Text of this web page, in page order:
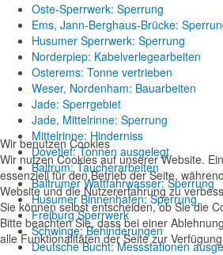
Oste-Sperrwerk: Sperrung
Ems, Jann-Berghaus-Brücke:
Husumer Sperrwerk: Sperrung
Norderpiep: Kabelverlegearbeiten
Osterems: Tonne vertrieben
Weser, Nordenham: Bauarbeiten
Jade: Sperrgebiet
Jade, Mittelrinne: Sperrung
Mittelrinne: Hinderniss
Dovetief: Tonnen ausgelegt
Baltrum: Taucherarbeiten
Baltrumer Wattfahrwasser: Sperrung
Husumer Binnenhafen: Sperrung
Freiburg Sperrwerk
Schwinge: Behinderungen
Deutsche Bucht: Messstationen
Wir benutzen Cookies
Wir nutzen Cookies auf unserer Website.
essenziell für den Betrieb der Seite,
Website und die Nutzererfahrung zu
Sie können selbst entscheiden, ob Sie die
Bitte beachten Sie, dass bei einer
alle Funktionalitäten der Seite zur